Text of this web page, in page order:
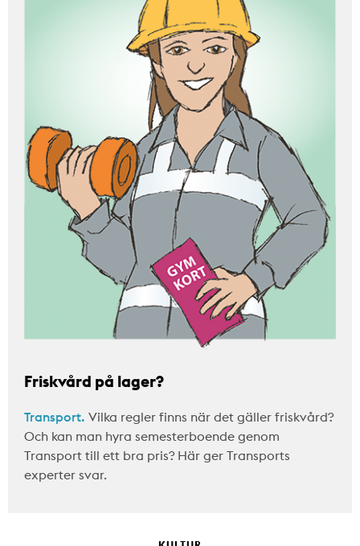
Friskvård på lager?
Transport. Vilka regler finns när det gäller friskvård?
Och kan man hyra semesterboende genom
Transport till ett bra pris? Här ger Transports
experter svar.